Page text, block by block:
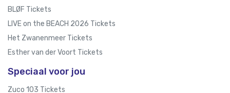
BLØF Tickets
LIVE on the BEACH 2026 Tickets
Het Zwanenmeer Tickets
Esther van der Voort Tickets
Speciaal voor jou
Zuco 103 Tickets